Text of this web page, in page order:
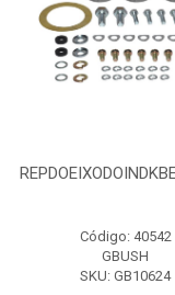
Código: 40542
GBUSH
SKU: GB10624